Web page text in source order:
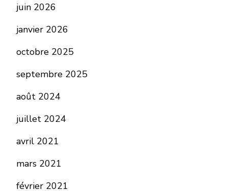
juin 2026
janvier 2026
octobre 2025
septembre 2025
août 2024
juillet 2024
avril 2021
mars 2021
février 2021